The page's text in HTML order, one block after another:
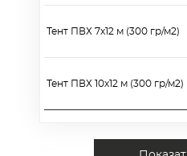
Тент ПВХ 7х12 м (300 гр/м2)
Тент ПВХ 10х12 м (300 гр/м2)